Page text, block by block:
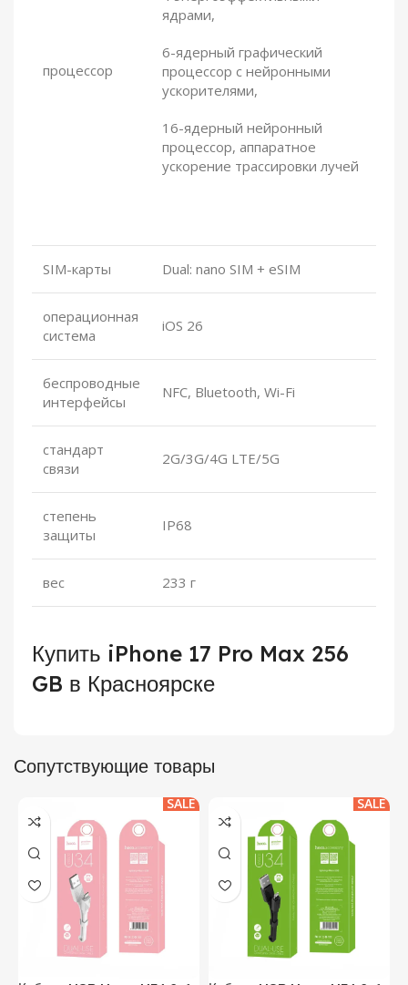
процессор
ядрами,
6-ядерный графический
процессор с нейронными
ускорителями,
16-ядерный нейронный
процессор, аппаратное
ускорение трассировки лучей
SIM-карты Dual: nano SIM + eSIM
операционная
система
iOS 26
беспроводные
интерфейсы
NFC, Bluetooth, Wi-Fi
стандарт
связи
2G/3G/4G LTE/5G
степень
защиты
IP68
вес 233 г
Купить iPhone 17 Pro Max 256
GB в Красноярске
Сопутствующие товары
SALE SALE